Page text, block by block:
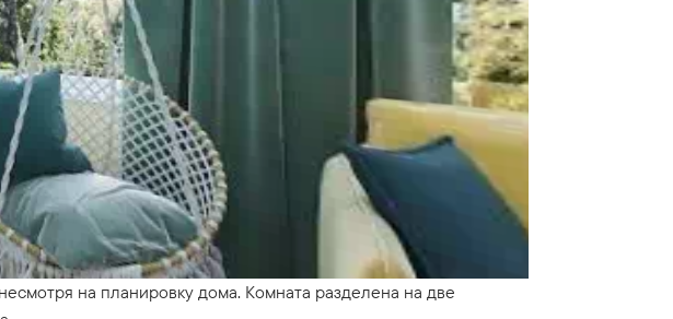
на планировку дома. Комната разделена на две